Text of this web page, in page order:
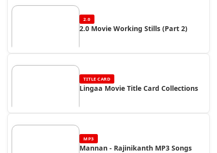
2.0
2.0 Movie Working Stills (Part 2)
TITLE CARD
Lingaa Movie Title Card Collections
MP3
Mannan - Rajinikanth MP3 Songs